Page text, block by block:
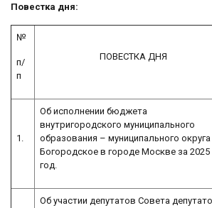
Повестка дня:
№
п/
п
ПОВЕСТКА ДНЯ
1.
Об исполнении бюджета
внутригородского муниципального
образования – муниципального округа
Богородское в городе Москве за 2025
год.
Об участии депутатов Совета